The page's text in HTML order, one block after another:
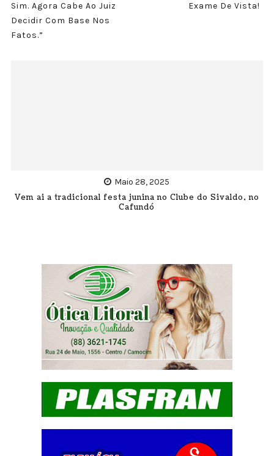
Sim. Agora Cabe Ao Juiz
Decidir Com Base Nos
Fatos.”
Exame De Vista!
Maio 28, 2025
Vem ai a tradicional festa junina no Clube do Sivaldo, no
Cafundó